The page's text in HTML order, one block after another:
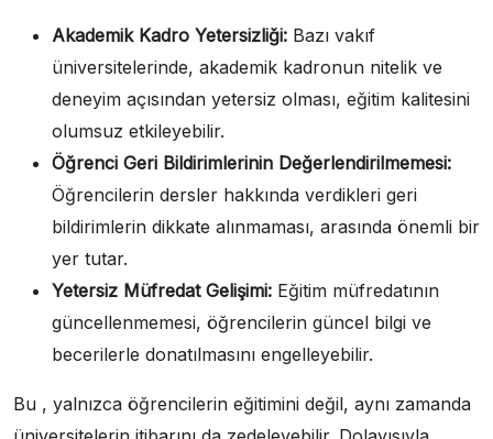
Akademik Kadro Yetersizliği: Bazı vakıf
üniversitelerinde, akademik kadronun nitelik ve
deneyim açısından yetersiz olması, eğitim kalitesini
olumsuz etkileyebilir.
Öğrenci Geri Bildirimlerinin Değerlendirilmemesi:
Öğrencilerin dersler hakkında verdikleri geri
bildirimlerin dikkate alınmaması, arasında önemli bir
yer tutar.
Yetersiz Müfredat Gelişimi: Eğitim müfredatının
güncellenmemesi, öğrencilerin güncel bilgi ve
becerilerle donatılmasını engelleyebilir.
Bu , yalnızca öğrencilerin eğitimini değil, aynı zamanda